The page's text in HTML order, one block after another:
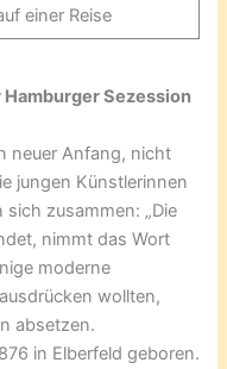
einer Reise
Sezession
neuer Anfang, nicht
jungen Künstlerinnen
zusammen: „Die
nimmt das Wort
moderne
wollten,
absetzen.
in Elberfeld geboren.